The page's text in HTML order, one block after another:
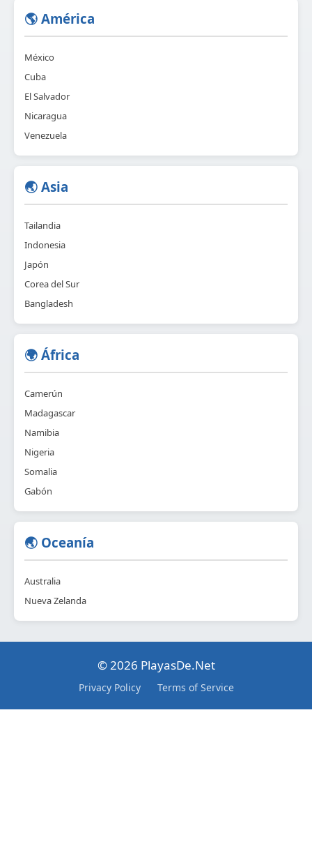
🌎 América
México
Cuba
El Salvador
Nicaragua
Venezuela
🌏 Asia
Tailandia
Indonesia
Japón
Corea del Sur
Bangladesh
🌍 África
Camerún
Madagascar
Namibia
Nigeria
Somalia
Gabón
🌏 Oceanía
Australia
Nueva Zelanda
© 2026 PlayasDe.Net
Privacy Policy Terms of Service